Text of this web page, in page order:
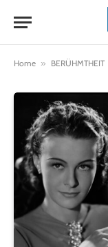
Home » BERÜHMTHEIT